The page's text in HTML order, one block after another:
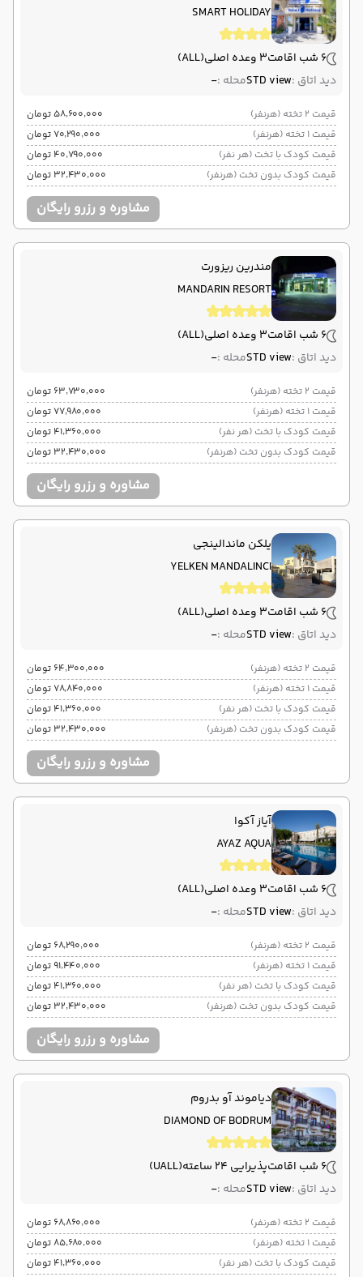
SMART HOLIDAY
6 شب اقامت 3 وعده اصلی
(ALL)
دید اتاق :STD viewمحله :-
قیمت 2 تخته (هرنفر)
۵۸٬۶۰۰٬۰۰۰ تومان
قیمت 1 تخته (هرنفر)
۷۰٬۲۹۰٬۰۰۰ تومان
قیمت کودک با تخت (هر نفر)
۴۰٬۷۹۰٬۰۰۰ تومان
قیمت کودک بدون تخت (هرنفر)
۳۲٬۴۳۰٬۰۰۰ تومان
مشاوره و رزرو رایگان
مندرین ریزورت
MANDARIN RESORT
6 شب اقامت 3 وعده اصلی
(ALL)
دید اتاق :STD viewمحله :-
قیمت 2 تخته (هرنفر)
۶۳٬۷۳۰٬۰۰۰ تومان
قیمت 1 تخته (هرنفر)
۷۷٬۹۸۰٬۰۰۰ تومان
قیمت کودک با تخت (هر نفر)
۴۱٬۳۶۰٬۰۰۰ تومان
قیمت کودک بدون تخت (هرنفر)
۳۲٬۴۳۰٬۰۰۰ تومان
مشاوره و رزرو رایگان
یلکن ماندالینجی
YELKEN MANDALINCI
6 شب اقامت 3 وعده اصلی
(ALL)
دید اتاق :STD viewمحله :-
قیمت 2 تخته (هرنفر)
۶۴٬۳۰۰٬۰۰۰ تومان
قیمت 1 تخته (هرنفر)
۷۸٬۸۴۰٬۰۰۰ تومان
قیمت کودک با تخت (هر نفر)
۴۱٬۳۶۰٬۰۰۰ تومان
قیمت کودک بدون تخت (هرنفر)
۳۲٬۴۳۰٬۰۰۰ تومان
مشاوره و رزرو رایگان
آیاز آکوا
AYAZ AQUA
6 شب اقامت 3 وعده اصلی
(ALL)
دید اتاق :STD viewمحله :-
قیمت 2 تخته (هرنفر)
۶۸٬۲۹۰٬۰۰۰ تومان
قیمت 1 تخته (هرنفر)
۹۱٬۴۴۰٬۰۰۰ تومان
قیمت کودک با تخت (هر نفر)
۴۱٬۳۶۰٬۰۰۰ تومان
قیمت کودک بدون تخت (هرنفر)
۳۲٬۴۳۰٬۰۰۰ تومان
مشاوره و رزرو رایگان
دیاموند آو بدروم
DIAMOND OF BODRUM
6 شب اقامت پذیرایی 24 ساعته
(UALL)
دید اتاق :STD viewمحله :-
قیمت 2 تخته (هرنفر)
۶۸٬۸۶۰٬۰۰۰ تومان
قیمت 1 تخته (هرنفر)
۸۵٬۶۸۰٬۰۰۰ تومان
قیمت کودک با تخت (هر نفر)
۴۱٬۳۶۰٬۰۰۰ تومان